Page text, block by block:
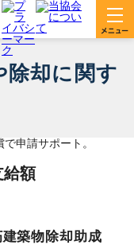
除却に関す
給額
築物除却助成